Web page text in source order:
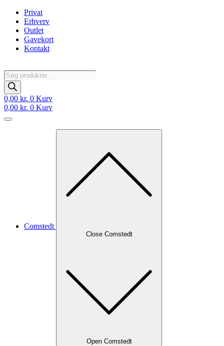
Videre
indhold
Privat
Erhverv
Outlet
Gavekort
Kontakt
Products
search
0,00 kr. 0 Kurv
0,00 kr. 0 Kurv
Comstedt
Close Comstedt
Open Comstedt